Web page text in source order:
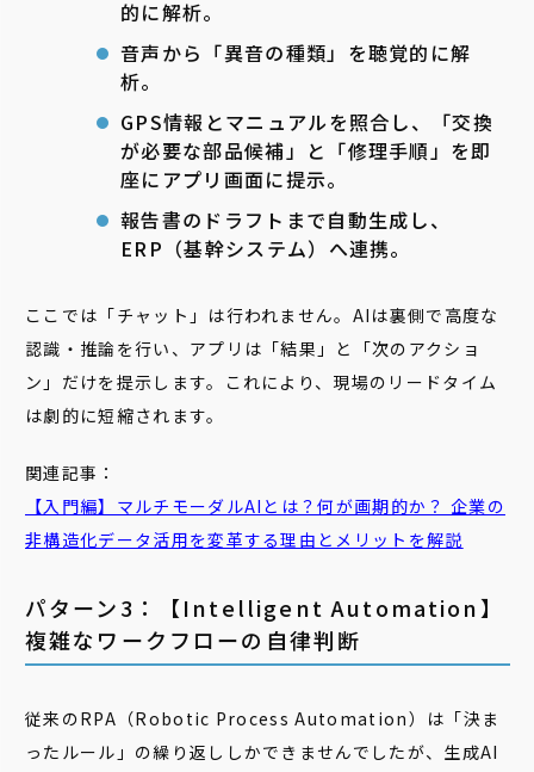
的に解析。
音声から「異音の種類」を聴覚的に解
析。
GPS情報とマニュアルを照合し、「交換
が必要な部品候補」と「修理手順」を即
座にアプリ画面に提示。
報告書のドラフトまで自動生成し、
ERP（基幹システム）へ連携。
ここでは「チャット」は行われません。AIは裏側で高度な
認識・推論を行い、アプリは「結果」と「次のアクショ
ン」だけを提示します。これにより、現場のリードタイム
は劇的に短縮されます。
関連記事：
【入門編】マルチモーダルAIとは？何が画期的か？ 企業の
非構造化データ活用を変革する理由とメリットを解説
パターン3：【Intelligent Automation】
複雑なワークフローの自律判断
従来のRPA（Robotic Process Automation）は「決ま
ったルール」の繰り返ししかできませんでしたが、生成AI